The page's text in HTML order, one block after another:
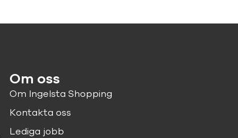
Om oss
Om Ingelsta Shopping
Kontakta oss
Lediga jobb